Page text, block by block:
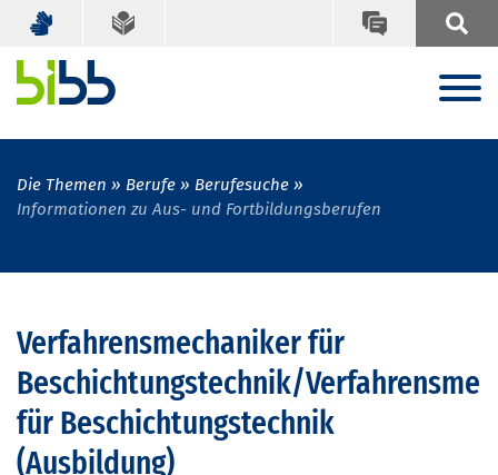
Die Themen Berufe
Berufesuche
Informationen zu Aus- und Fortbildungsberufen
Verfahrensmechaniker für
Beschichtungstechnik/
für Beschichtungstechnik
(Ausbildung)